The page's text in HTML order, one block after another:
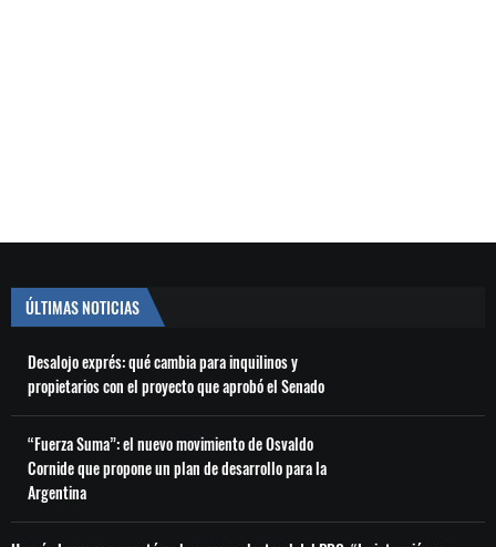
ÚLTIMAS NOTICIAS
Desalojo exprés: qué cambia para inquilinos y
propietarios con el proyecto que aprobó el Senado
“Fuerza Suma”: el nuevo movimiento de Osvaldo
Cornide que propone un plan de desarrollo para la
Argentina